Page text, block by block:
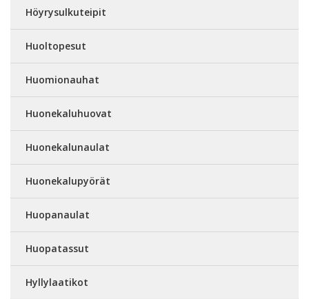
Höyrysulkuteipit
Huoltopesut
Huomionauhat
Huonekaluhuovat
Huonekalunaulat
Huonekalupyörät
Huopanaulat
Huopatassut
Hyllylaatikot